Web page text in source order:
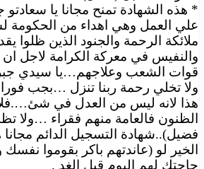
* هذه الشهادة تمنح مجانا يا سعادتو
علي العمل وهي اهداء من الحكومة
ملائكة الرحمة والجنود الذين ظلوا
والنفيس في معركة الكرامة لاجل ان
قوات الشعب وعلاجهم…يا سيدي
ولا تخلي رحمة ربنا تنزل …بجب
هذا لانه ليس من العدل في شئ….فلا
الظنون فالعامة منهم فقراء …ولا
فضيل)..شهادة التسجيل الدائم
الخير لو (عاندتهم باكر بقوموا نفسك
حاجتك لهم اليوم قبل الغد .